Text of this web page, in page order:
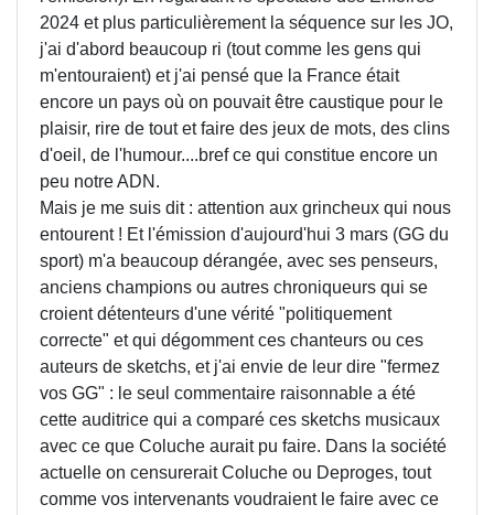
2024 et plus particulièrement la séquence sur les JO,
j'ai d'abord beaucoup ri (tout comme les gens qui
m'entouraient) et j'ai pensé que la France était
encore un pays où on pouvait être caustique pour le
plaisir, rire de tout et faire des jeux de mots, des clins
d'oeil, de l'humour....bref ce qui constitue encore un
peu notre ADN.
Mais je me suis dit : attention aux grincheux qui nous
entourent ! Et l'émission d'aujourd'hui 3 mars (GG du
sport) m'a beaucoup dérangée, avec ses penseurs,
anciens champions ou autres chroniqueurs qui se
croient détenteurs d'une vérité "politiquement
correcte" et qui dégomment ces chanteurs ou ces
auteurs de sketchs, et j'ai envie de leur dire "fermez
vos GG" : le seul commentaire raisonnable a été
cette auditrice qui a comparé ces sketchs musicaux
avec ce que Coluche aurait pu faire. Dans la société
actuelle on censurerait Coluche ou Deproges, tout
comme vos intervenants voudraient le faire avec ce